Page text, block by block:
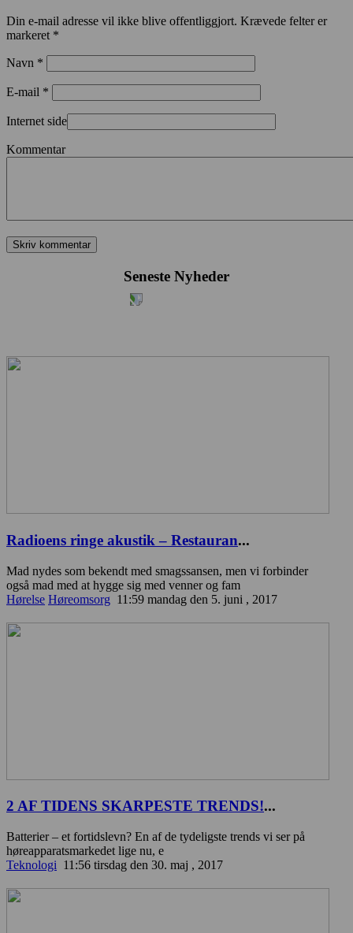
Din e-mail adresse vil ikke blive offentliggjort. Krævede felter er
markeret *
Navn *
E-mail *
Internet side
Kommentar
Seneste Nyheder
Radioens ringe akustik – Restauran...
Mad nydes som bekendt med smagssansen, men vi forbinder
også mad med at hygge sig med venner og fam
Hørelse Høreomsorg 11:59 mandag den 5. juni , 2017
2 AF TIDENS SKARPESTE TRENDS!...
Batterier – et fortidslevn? En af de tydeligste trends vi ser på
høreapparatsmarkedet lige nu, e
Teknologi 11:56 tirsdag den 30. maj , 2017